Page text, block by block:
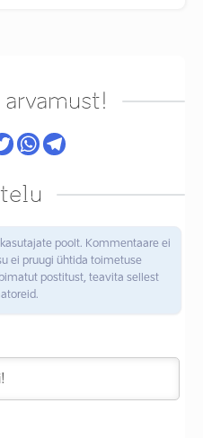
poolt. Kommentaare ei
ei pruugi ühtida toimetuse
postitust, teavita sellest